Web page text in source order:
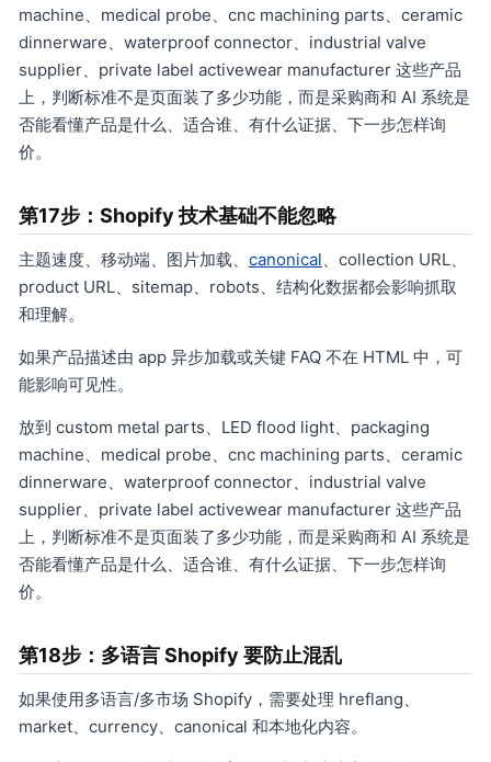
machine、medical probe、cnc machining parts、ceramic
dinnerware、waterproof connector、industrial valve
supplier、private label activewear manufacturer 这些产品
上，判断标准不是页面装了多少功能，而是采购商和 AI 系统是
否能看懂产品是什么、适合谁、有什么证据、下一步怎样询
价。
第17步：Shopify 技术基础不能忽略
主题速度、移动端、图片加载、 canonical、collection URL、
product URL、sitemap、robots、结构化数据都会影响抓取
和理解。
如果产品描述由 app 异步加载或关键 FAQ 不在 HTML 中，可
能影响可见性。
放到 custom metal parts、LED flood light、packaging
machine、medical probe、cnc machining parts、ceramic
dinnerware、waterproof connector、industrial valve
supplier、private label activewear manufacturer 这些产品
上，判断标准不是页面装了多少功能，而是采购商和 AI 系统是
否能看懂产品是什么、适合谁、有什么证据、下一步怎样询
价。
第18步：多语言 Shopify 要防止混乱
如果使用多语言/多市场 Shopify，需要处理 hreflang、
market、currency、canonical 和本地化内容。